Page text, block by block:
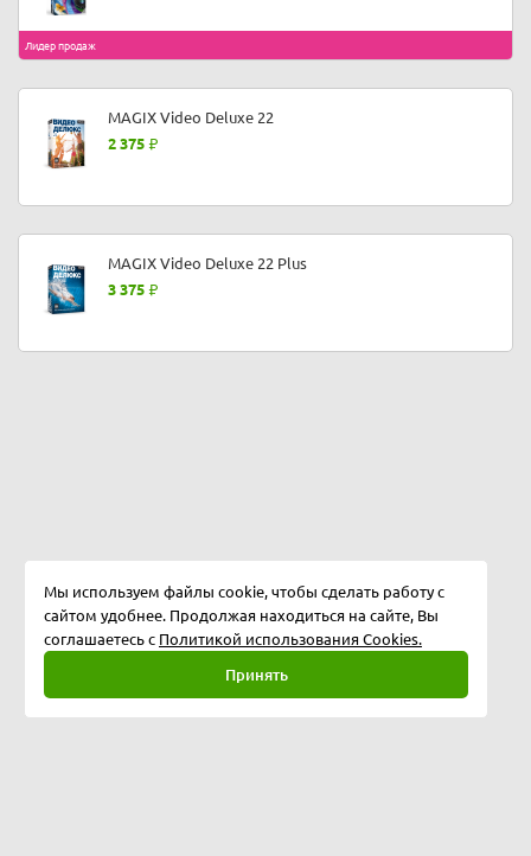
Лидер продаж
MAGIX Video Deluxe 22
2 375
MAGIX Video Deluxe 22 Plus
3 375
Мы используем файлы cookie, чтобы сделать работу с
сайтом удобнее. Продолжая находиться на сайте, Вы
соглашаетесь с Политикой использования Cookies.
Принять